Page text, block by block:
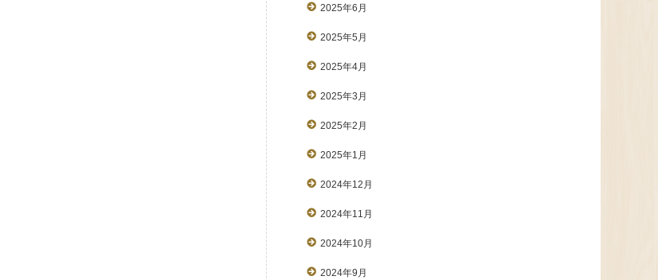
2025年6月
2025年5月
2025年4月
2025年3月
2025年2月
2025年1月
2024年12月
2024年11月
2024年10月
2024年9月